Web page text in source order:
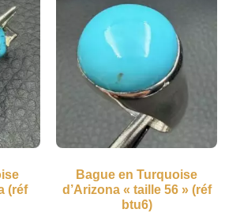
(réf
Bague en Turquoise
d’Arizona « taille 56 » (réf
btu6)